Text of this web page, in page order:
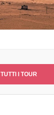
TUTTI I TOUR